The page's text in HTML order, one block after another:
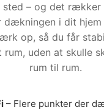
– og det rækker
i dit
op, så du får
rum, uden at skulle
rum til rum.
– Flere punkter der